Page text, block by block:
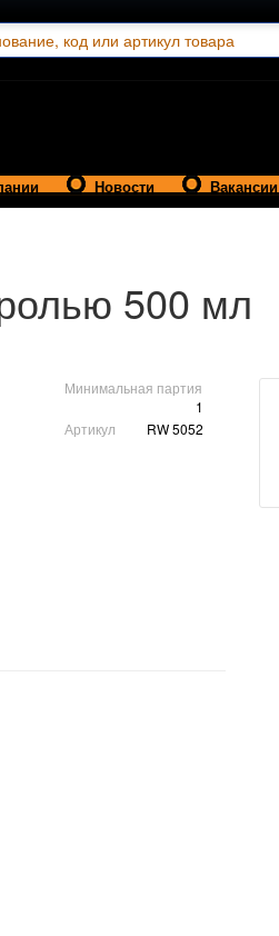
Новости Вакансии
500 мл
Минимальная партия
1
Артикул
RW 5052